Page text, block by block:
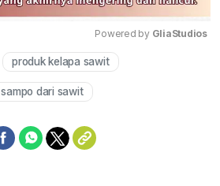
Powered by GliaStudios
produk kelapa sawit
sampo dari sawit